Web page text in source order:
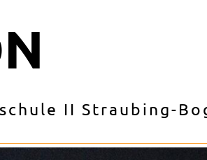
II Straubing-